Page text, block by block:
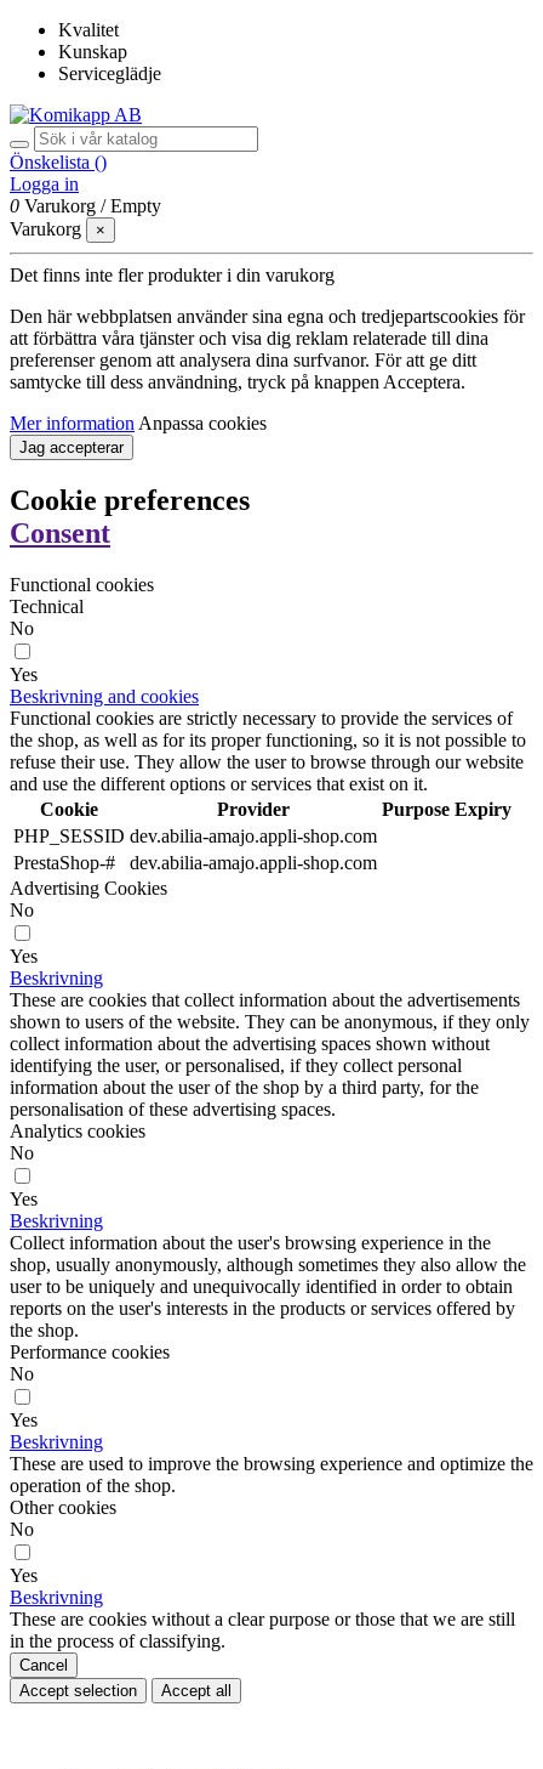
Kvalitet
Kunskap
Serviceglädje
Önskelista ()
Logga in
0 Varukorg /Empty
Varukorg
×
Det finns inte fler produkter i din varukorg
Den här webbplatsen använder sina egna och tredjepartscookies för
att förbättra våra tjänster och visa dig reklam relaterade till dina
preferenser genom att analysera dina surfvanor. För att ge ditt
samtycke till dess användning, tryck på knappen Acceptera.
Mer information Anpassa cookies
Jag accepterar
Cookie preferences
Consent
Functional cookies
Technical
No
Yes
Beskrivning and cookies
Functional cookies are strictly necessary to provide the services of
the shop, as well as for its proper functioning, so it is not possible to
refuse their use. They allow the user to browse through our website
and use the different options or services that exist on it.
Cookie
Provider Purpose Expiry
PHP_SESSID dev.abilia-amajo.appli-shop.com
PrestaShop-#
dev.abilia-amajo.appli-shop.com
Advertising Cookies
No
Yes
Beskrivning
These are cookies that collect information about the advertisements
shown to users of the website. They can be anonymous, if they only
collect information about the advertising spaces shown without
identifying the user, or personalised, if they collect personal
information about the user of the shop by a third party, for the
personalisation of these advertising spaces.
Analytics cookies
No
Yes
Beskrivning
Collect information about the user's browsing experience in the
shop, usually anonymously, although sometimes they also allow the
user to be uniquely and unequivocally identified in order to obtain
reports on the user's interests in the products or services offered by
the shop.
Performance cookies
No
Yes
Beskrivning
These are used to improve the browsing experience and optimize the
operation of the shop.
Other cookies
No
Yes
Beskrivning
These are cookies without a clear purpose or those that we are still
in the process of classifying.
Cancel
Accept selection
Accept all